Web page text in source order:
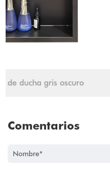
Nicho de
Comentarios